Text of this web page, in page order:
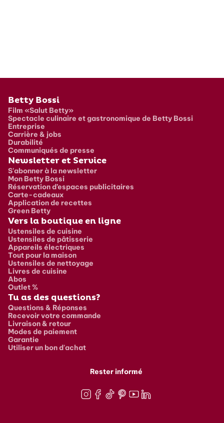
Pied de page
Betty Bossi
Film «Salut Betty»
Spectacle culinaire et gastronomique de Betty Bossi
Entreprise
Carrière & jobs
Durabilité
Communiqués de presse
Newsletter et Service
S'abonner à la newsletter
Mon Betty Bossi
Réservation d’espaces publicitaires
Carte-cadeaux
Application de recettes
Green Betty
Vers la boutique en ligne
Ustensiles de cuisine
Ustensiles de pâtisserie
Appareils électriques
Tout pour la maison
Ustensiles de nettoyage
Livres de cuisine
Abos
Outlet %
Tu as des questions?
Questions & Réponses
Recevoir votre commande
Livraison & retour
Modes de paiement
Garantie
Utiliser un bon d'achat
Rester informé